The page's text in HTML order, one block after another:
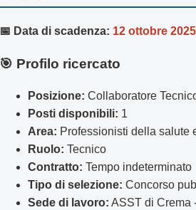
📅 Data di scadenza: 12 ottobre 2025
🎯 Profilo ricercato
Posizione: Collaboratore
Posti disponibili: 1
Area: Professionisti della salute
Ruolo: Tecnico
Contratto: Tempo indeterminato
Tipo di selezione: Concorso
Sede di lavoro: ASST di Crema